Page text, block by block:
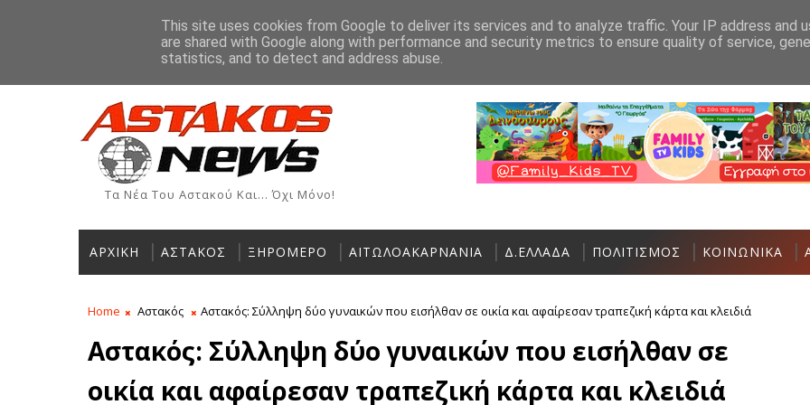
Ιστορία Χρήσιμα Τηλέφωνα Αγγελίες Ανακοίνωση Επικοινωνία
ΡΟΗ ΕΙΔΗΣΕΩΝ ΠΟΛΙΤΙΣΜΌΣ Σήμερα η Έκθεση Τοπικών Προϊόντων
Τα Νέα Του Αστακού Και... Όχι Μόνο!
ΑΡΧΙΚΗ ΑΣΤΑΚΟΣ ΞΗΡΟΜΕΡΟ ΑΙΤΩΛΟΑΚΑΡΝΑΝΙΑ Δ.ΕΛΛΑΔΑ ΠΟΛΙΤΙΣΜΟΣ ΚΟΙΝΩΝΙΚΑ
Home Αστακός Αστακός: Σύλληψη δύο γυναικών που εισήλθαν σε οικία και αφαίρεσαν τραπεζική κάρτα και κλειδιά
Αστακός: Σύλληψη δύο γυναικών που εισήλθαν σε
οικία και αφαίρεσαν τραπεζική κάρτα και κλειδιά
This site uses cookies from Google to deliver its services and to analyze traffic. Your IP address and
are shared with Google along with performance and security metrics to ensure quality of service,
statistics, and to detect and address abuse.